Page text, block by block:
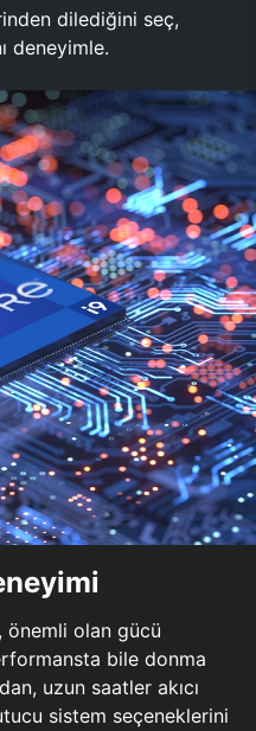
dilediğini seç,
deneyimle.
önemli olan gücü
bile donma
uzun saatler akıcı
sistem seçeneklerini